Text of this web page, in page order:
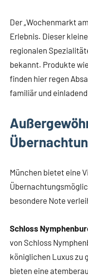
Der „Wochenmarkt
Erlebnis. Dieser
regionalen
bekannt. Produkte
finden hier regen
familiär und
München bietet eine
besondere Note
Schloss
von Schloss
königlichen Luxus zu
bieten eine